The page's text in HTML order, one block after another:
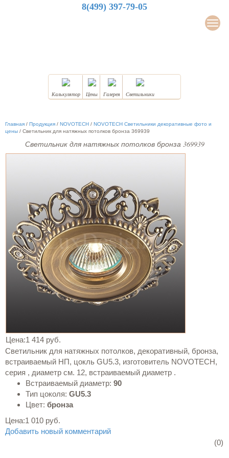
8(499) 397-79-05
Калькулятор Цены Галерея Светильники
Главная / Продукция / NOVOTECH / NOVOTECH Светильники декоративные фото и
цены / Светильник для натяжных потолков бронза 369939
Светильник для натяжных потолков бронза 369939
Цена:1 414 руб.
Светильник для натяжных потолков, декоративный, бронза,
встраиваемый НП, цокль GU5.3, изготовитель NOVOTECH,
серия , диаметр см. 12, встраиваемый диаметр .
Встраиваемый диаметр: 90
Тип цоколя: GU5.3
Цвет: бронза
Цена:1 010 руб.
Добавить новый комментарий
(0)